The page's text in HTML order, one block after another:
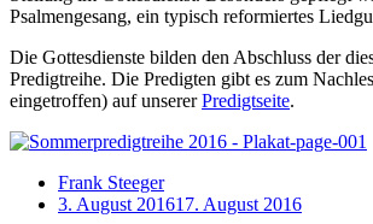
Psalmengesang, ein typisch reformiertes
Die Gottesdienste bilden den Abschluss der
Predigtreihe. Die Predigten gibt es zum
eingetroffen) auf unsererPredigtseite.
Frank Steeger
3. August 201617. August 2016